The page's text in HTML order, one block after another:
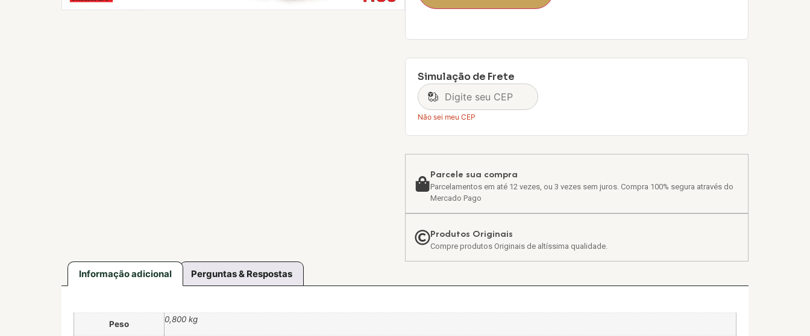
Simulação de Frete
Não sei meu CEP
Parcele sua compra
Parcelamentos em até 12 vezes, ou 3 vezes sem juros. Compra 100% segura através do
Mercado Pago
Produtos Originais
Compre produtos Originais de altíssima qualidade.
Informação adicional Perguntas & Respostas
Peso 0,800 kg